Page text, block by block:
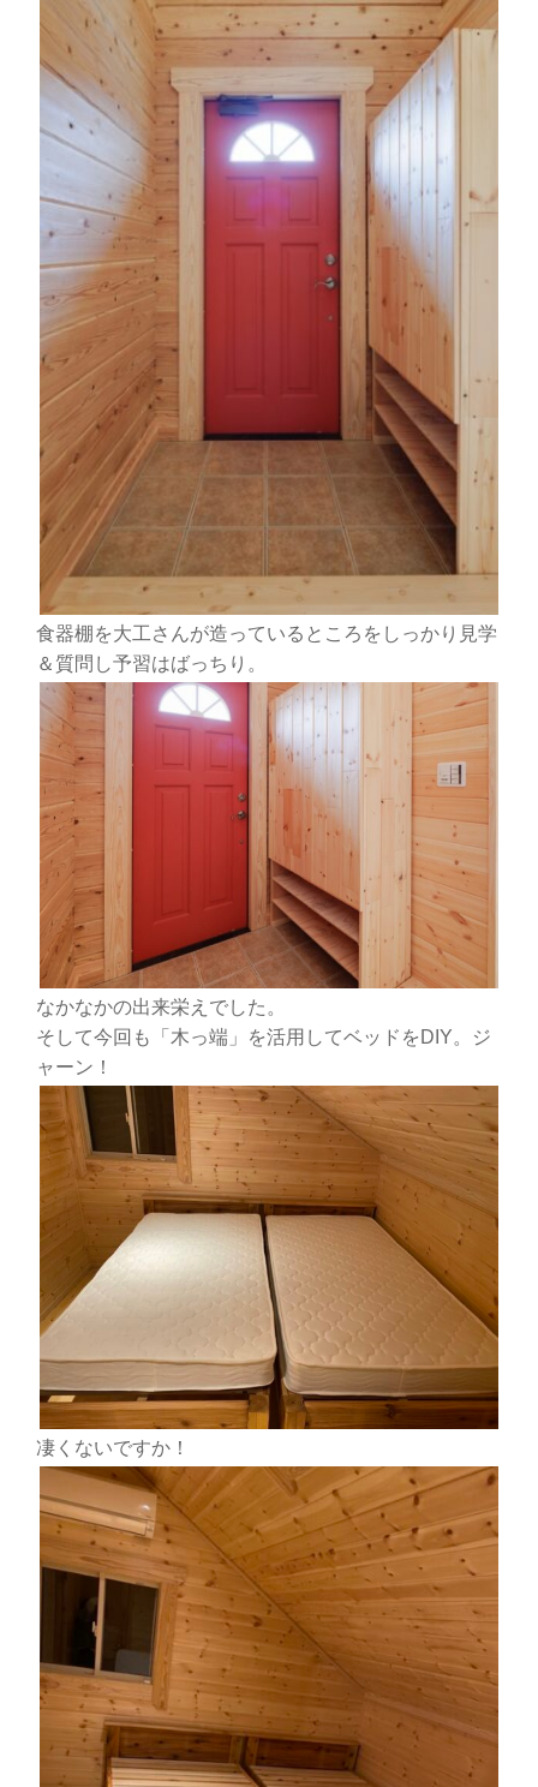
食器棚を大工さんが造っているところをしっかり見学
＆質問し予習はばっちり。
なかなかの出来栄えでした。
そして今回も「木っ端」を活用してベッドをDIY。ジ
ャーン！
凄くないですか！